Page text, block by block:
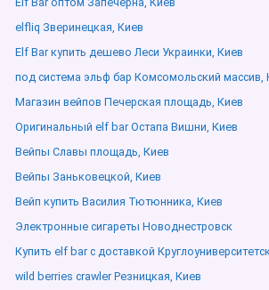
elfliq Зверинецкая, Киев
Elf Bar купить дешево Леси Украинки, Киев
под система эльф бар Комсомольский массив,
Магазин вейпов Печерская площадь, Киев
Оригинальный elf bar Остапа Вишни, Киев
Вейпы Славы площадь, Киев
Вейпы Заньковецкой, Киев
Вейп купить Василия Тютюнника, Киев
Электронные сигареты Новоднестровск
Купить elf bar с доставкой
wild berries crawler Резницкая, Киев